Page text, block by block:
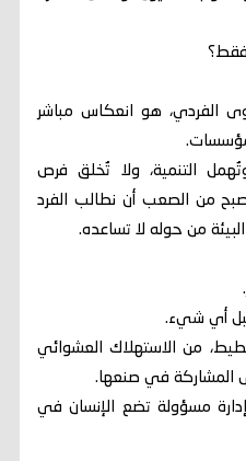
فقط؟
الفردي، هو انعكاس مباشر
التنمية، ولا تُخلق فرص
من الصعب أن نطالب الفرد
البيئة من حوله لا تساعده.
قبل أي شيء.
من الاستهلاك العشوائي
المشاركة في صنعها.
مسؤولة تضع الإنسان في